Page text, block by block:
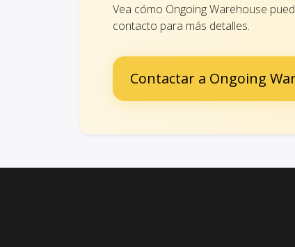
Vea cómo Ongoing Warehouse
contacto para más detalles.
Contactar a Ongoing